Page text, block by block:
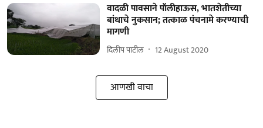
वादळी पावसाने पॉलीहाऊस, भातशेतीच्या
बांधाचे नुकसान; तत्काळ पंचनामे करण्याची
मागणी
दिलीप पाटील 12 August 2020
आणखी वाचा